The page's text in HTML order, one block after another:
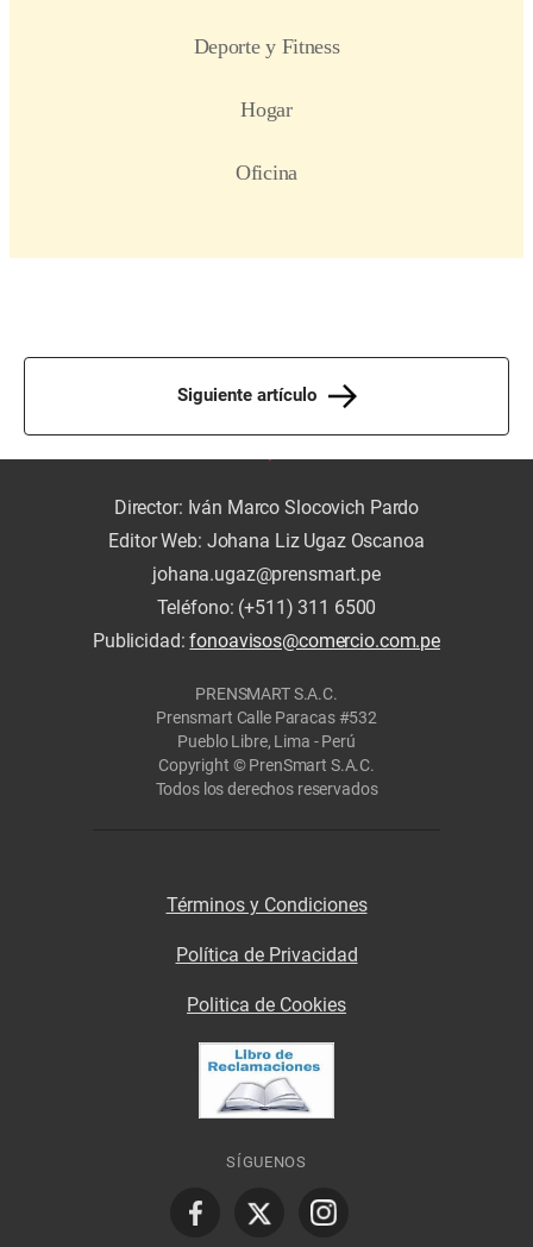
Siguiente artículo
Director: Iván Marco Slocovich Pardo
Editor Web: Johana Liz Ugaz Oscanoa
johana.ugaz@prensmart.pe
Teléfono: (+511) 311 6500
Publicidad:fonoavisos@comercio.com.pe
PRENSMART S.A.C.
Prensmart Calle Paracas #532
Pueblo Libre, Lima - Perú
Copyright © PrenSmart S.A.C.
Todos los derechos reservados
Términos y Condiciones
Política de Privacidad
Politica de Cookies
SÍGUENOS